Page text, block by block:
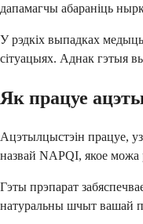
дапамагчы абараніць
У рэдкіх выпадках
сітуацыях. Аднак гэтыя
Як працуе
Ацэтылцыстэін працуе,
назвай NAPQI, якое можа
Гэты прэпарат
натуральны шчыт вашай